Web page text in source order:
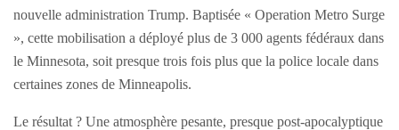
nouvelle administration Trump. Baptisée « Operation Metro Surge
», cette mobilisation a déployé plus de 3 000 agents fédéraux dans
le Minnesota, soit presque trois fois plus que la police locale dans
certaines zones de Minneapolis.
Le résultat ? Une atmosphère pesante, presque post-apocalyptique